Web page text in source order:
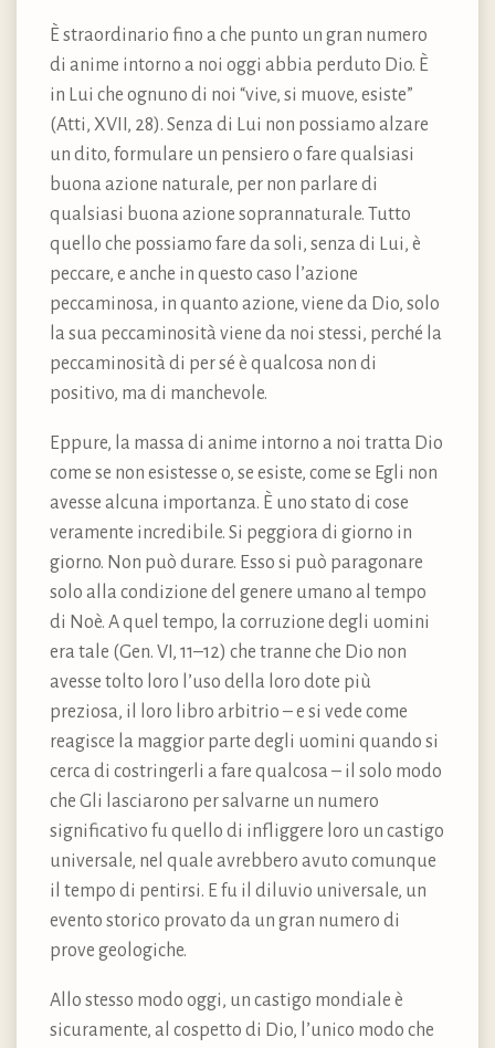
È straordinario fino a che punto un gran numero
di anime intorno a noi oggi abbia perduto Dio. È
in Lui che ognuno di noi “vive, si muove, esiste”
(Atti, XVII, 28). Senza di Lui non possiamo alzare
un dito, formulare un pensiero o fare qualsiasi
buona azione naturale, per non parlare di
qualsiasi buona azione soprannaturale. Tutto
quello che possiamo fare da soli, senza di Lui, è
peccare, e anche in questo caso l’azione
peccaminosa, in quanto azione, viene da Dio, solo
la sua peccaminosità viene da noi stessi, perché la
peccaminosità di per sé è qualcosa non di
positivo, ma di manchevole.
Eppure, la massa di anime intorno a noi tratta Dio
come se non esistesse o, se esiste, come se Egli non
avesse alcuna importanza. È uno stato di cose
veramente incredibile. Si peggiora di giorno in
giorno. Non può durare. Esso si può paragonare
solo alla condizione del genere umano al tempo
di Noè. A quel tempo, la corruzione degli uomini
era tale (Gen. VI, 11–12) che tranne che Dio non
avesse tolto loro l’uso della loro dote più
preziosa, il loro libro arbitrio – e si vede come
reagisce la maggior parte degli uomini quando si
cerca di costringerli a fare qualcosa – il solo modo
che Gli lasciarono per salvarne un numero
significativo fu quello di infliggere loro un castigo
universale, nel quale avrebbero avuto comunque
il tempo di pentirsi. E fu il diluvio universale, un
evento storico provato da un gran numero di
prove geologiche.
Allo stesso modo oggi, un castigo mondiale è
sicuramente, al cospetto di Dio, l’unico modo che